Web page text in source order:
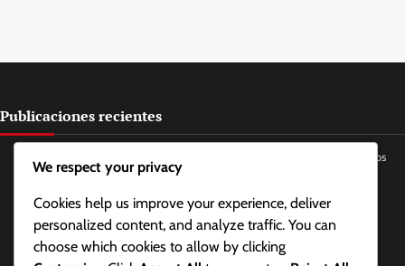
Publicaciones recientes
Rutinas de Ejercicio para Aliviar el Estrés: Tipos, Frecuencia, Beneficios
Frecuencia, Efectos
Posicionamiento de la Lengua para la Relajación de la Mandíbula:
Métodos, Efectos, Beneficios
We respect your privacy
Cookies help us improve your experience, deliver
personalized content, and analyze traffic. You can
choose which cookies to allow by clicking